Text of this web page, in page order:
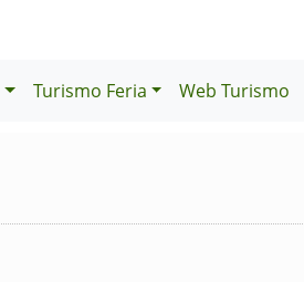
Turismo Feria Web Turismo